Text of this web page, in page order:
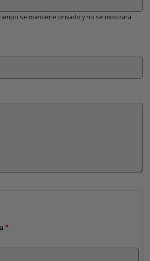
se mantiene privado y no se mostrará